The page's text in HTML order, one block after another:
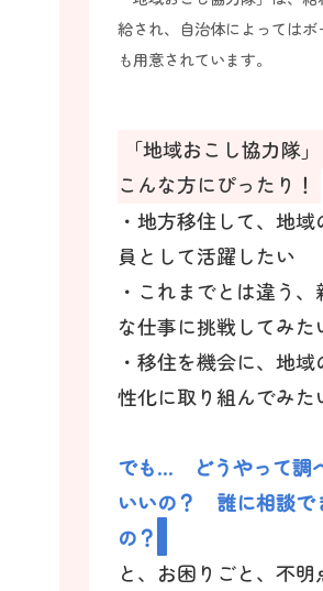
給され、自治体によってはボ
も用意されています。
「地域おこし協力隊」
こんな方にぴったり！
・地方移住して、地域
員として活躍したい
・これまでとは違う、
な仕事に挑戦してみた
・移住を機会に、地域
性化に取り組んでみた
でも… どうやって調
いいの？ 誰に相談で
の？
と、お困りごと、不明